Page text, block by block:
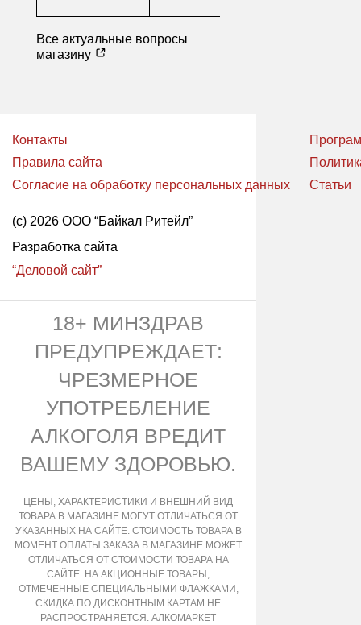
Все актуальные вопросы
магазину
Контакты
Правила сайта
Согласие на обработку персональных данных
Статьи
(с) 2026 ООО “Байкал Ритейл”
Разработка сайта
“Деловой сайт”
18+ МИНЗДРАВ
ПРЕДУПРЕЖДАЕТ:
ЧРЕЗМЕРНОЕ
УПОТРЕБЛЕНИЕ
АЛКОГОЛЯ ВРЕДИТ
ВАШЕМУ ЗДОРОВЬЮ.
ЦЕНЫ, ХАРАКТЕРИСТИКИ И ВНЕШНИЙ ВИД
ТОВАРА В МАГАЗИНЕ МОГУТ ОТЛИЧАТЬСЯ ОТ
УКАЗАННЫХ НА САЙТЕ. СТОИМОСТЬ ТОВАРА В
МОМЕНТ ОПЛАТЫ ЗАКАЗА В МАГАЗИНЕ МОЖЕТ
ОТЛИЧАТЬСЯ ОТ СТОИМОСТИ ТОВАРА НА
САЙТЕ. НА АКЦИОННЫЕ ТОВАРЫ,
ОТМЕЧЕННЫЕ СПЕЦИАЛЬНЫМИ ФЛАЖКАМИ,
СКИДКА ПО ДИСКОНТНЫМ КАРТАМ НЕ
РАСПРОСТРАНЯЕТСЯ. АЛКОМАРКЕТ